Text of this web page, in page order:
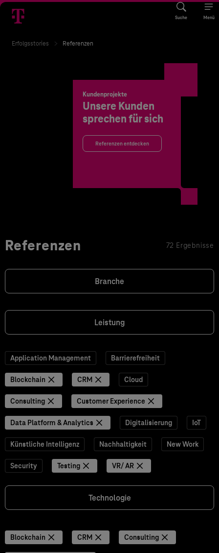
Suche Menü
Erfolgsstories Referenzen
Kundenprojekte
Unsere Kunden
sprechen für sich
Referenzen entdecken
Referenzen 72 Ergebnisse
Branche
Leistung
Application Management Barrierefreiheit
Blockchain CRM Cloud
Consulting Customer Experience
Data Platform & Analytics Digitalisierung IoT
Künstliche Intelligenz Nachhaltigkeit New Work
Security Testing VR/ AR
Technologie
Blockchain CRM Consulting